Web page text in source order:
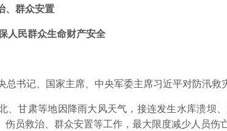
、群众安置
人民群众生命财产安全
记、国家主席、中央军委主席习近平对防汛救灾
甘肃等地因降雨大风天气，接连发生水库溃坝
员救治、群众安置等工作，最大限度减少人员伤